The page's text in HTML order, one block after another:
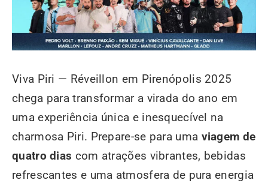
Viva Piri — Réveillon em Pirenópolis 2025
chega para transformar a virada do ano em
uma experiência única e inesquecível na
charmosa Piri. Prepare-se para uma viagem de
quatro dias com atrações vibrantes, bebidas
refrescantes e uma atmosfera de pura energia